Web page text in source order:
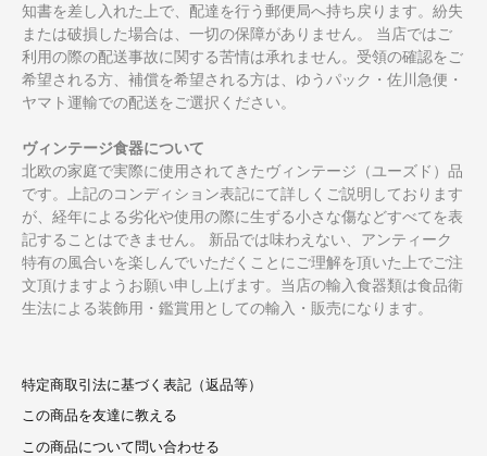
知書を差し入れた上で、配達を行う郵便局へ持ち戻ります。紛失
または破損した場合は、一切の保障がありません。 当店ではご
利用の際の配送事故に関する苦情は承れません。受領の確認をご
希望される方、補償を希望される方は、ゆうパック・佐川急便・
ヤマト運輸での配送をご選択ください。
ヴィンテージ食器について
北欧の家庭で実際に使用されてきたヴィンテージ（ユーズド）品
です。上記のコンディション表記にて詳しくご説明しております
が、経年による劣化や使用の際に生ずる小さな傷などすべてを表
記することはできません。 新品では味わえない、アンティーク
特有の風合いを楽しんでいただくことにご理解を頂いた上でご注
文頂けますようお願い申し上げます。当店の輸入食器類は食品衛
生法による装飾用・鑑賞用としての輸入・販売になります。
特定商取引法に基づく表記（返品等）
この商品を友達に教える
この商品について問い合わせる